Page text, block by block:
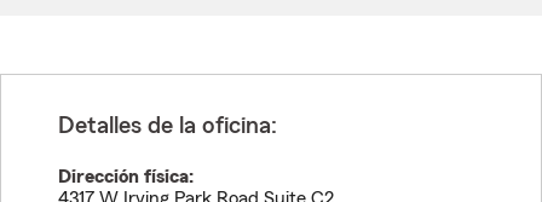
Detalles de la oficina:
Dirección física: